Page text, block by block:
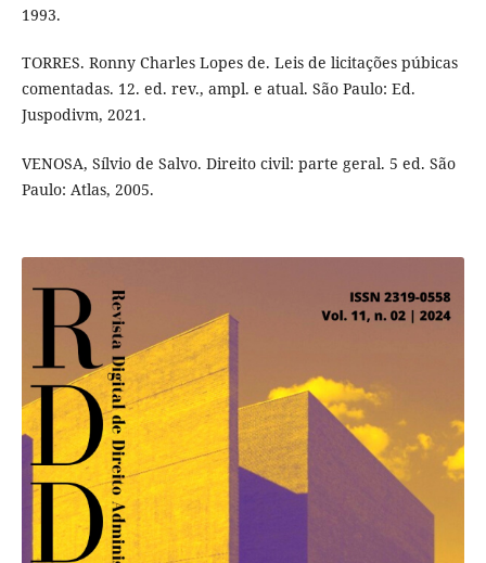
1993.
TORRES. Ronny Charles Lopes de. Leis de licitações púbicas
comentadas. 12. ed. rev., ampl. e atual. São Paulo: Ed.
Juspodivm, 2021.
VENOSA, Sílvio de Salvo. Direito civil: parte geral. 5 ed. São
Paulo: Atlas, 2005.